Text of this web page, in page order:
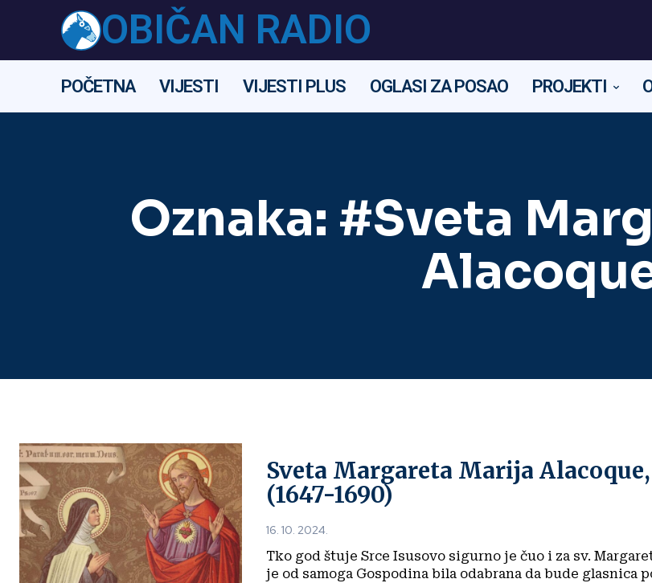
OBIČAN RADIO
POČETNA VIJESTI VIJESTI PLUS OGLASI ZA POSAO PROJEKTI
Oznaka: #Sveta
Sveta Margareta Marija
(1647-1690)
16. 10. 2024.
Tko god štuje Srce Isusovo sigurno je čuo i za sv.
je od samoga Gospodina bila odabrana da bude glasnica